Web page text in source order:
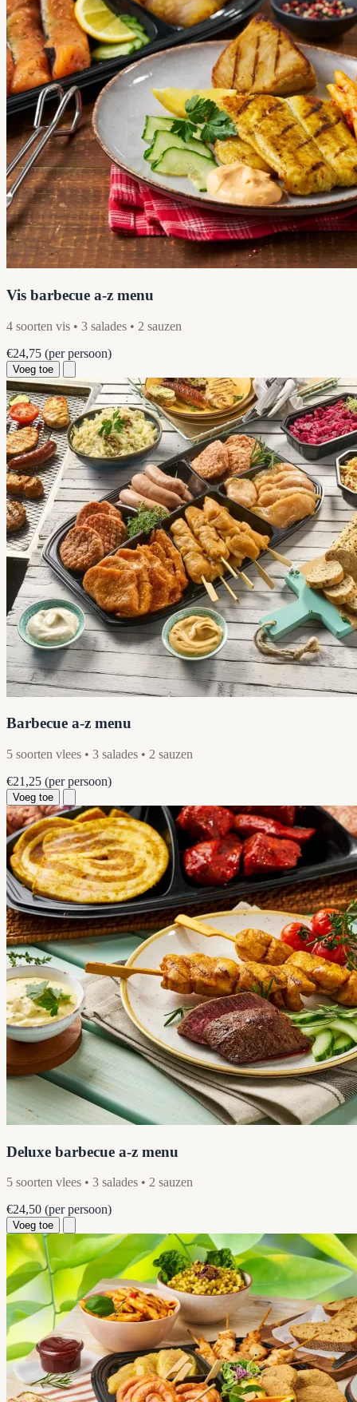
Vis barbecue a-z menu
4 soorten vis • 3 salades • 2 sauzen
€24,75 (per persoon)
Voeg toe
Barbecue a-z menu
5 soorten vlees • 3 salades • 2 sauzen
€21,25 (per persoon)
Voeg toe
Deluxe barbecue a-z menu
5 soorten vlees • 3 salades • 2 sauzen
€24,50 (per persoon)
Voeg toe